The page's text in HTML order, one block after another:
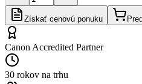
Získať cenovú ponuku
Canon Accredited Partner
30 rokov na trhu